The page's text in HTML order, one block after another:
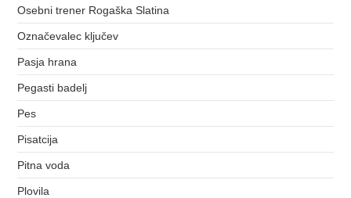
Osebni trener Rogaška Slatina
Označevalec ključev
Pasja hrana
Pegasti badelj
Pes
Pisatcija
Pitna voda
Plovila